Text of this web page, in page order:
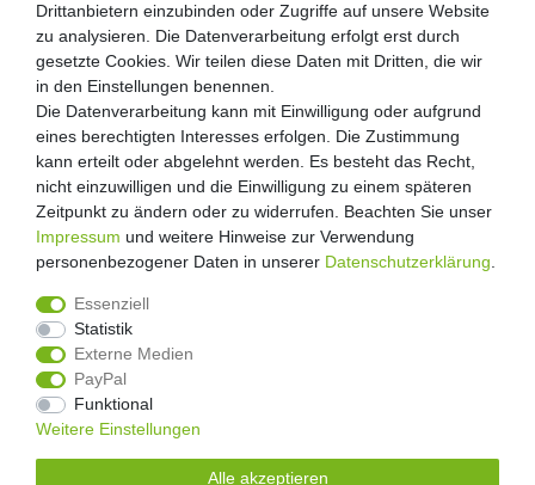
Über uns
Zahlung und Versand
Retouren
Zooheld Blog
Widerrufsrecht
Vertrag widerrufen
Geschäftsbedingungen
Impressum
Unsere Artikel sind gelistet auf:
Drittanbietern einzubinden oder Zugriffe auf unsere Website
zu analysieren. Die Datenverarbeitung erfolgt erst durch
gesetzte Cookies. Wir teilen diese Daten mit Dritten, die wir
in den Einstellungen benennen.
Die Datenverarbeitung kann mit Einwilligung oder aufgrund
eines berechtigten Interesses erfolgen. Die Zustimmung
kann erteilt oder abgelehnt werden. Es besteht das Recht,
nicht einzuwilligen und die Einwilligung zu einem späteren
Zeitpunkt zu ändern oder zu widerrufen. Beachten Sie unser
Impressum und weitere Hinweise zur Verwendung
personenbezogener Daten in unserer Daten­schutz­erklärung
Essenziell
Statistik
Externe Medien
PayPal
Funktional
Weitere Einstellungen
Alle akzeptieren
Drittanbietern einzubinden oder Zugriffe auf unsere Website
zu analysieren. Die Datenverarbeitung erfolgt erst durch
gesetzte Cookies. Wir teilen diese Daten mit Dritten, die wir
in den Einstellungen benennen.
Die Datenverarbeitung kann mit Einwilligung oder aufgrund
eines berechtigten Interesses erfolgen. Die Zustimmung
kann erteilt oder abgelehnt werden. Es besteht das Recht,
nicht einzuwilligen und die Einwilligung zu einem späteren
Zeitpunkt zu ändern oder zu widerrufen. Beachten Sie unser
Impressum und weitere Hinweise zur Verwendung
personenbezogener Daten in unserer Daten­schutz­erklärung
Essenziell
Statistik
Externe Medien
PayPal
Funktional
Weitere Einstellungen
Alle akzeptieren